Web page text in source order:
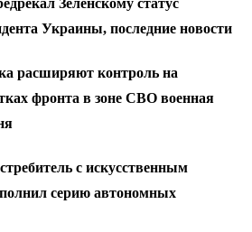
Зеленскому статус
Украины, последние новости
расширяют контроль на
фронта в зоне СВО военная
с искусственным
серию автономных